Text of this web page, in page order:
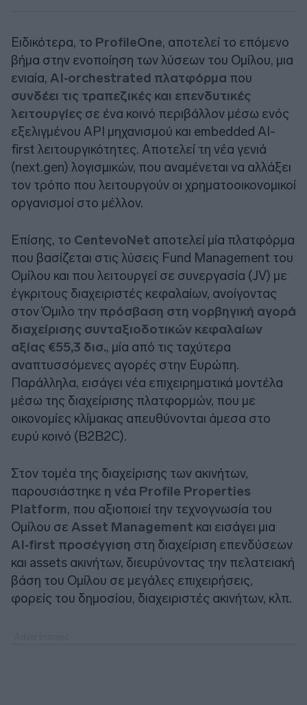
Ειδικότερα, το ProfileOne, αποτελεί το επόμενο
βήμα στην ενοποίηση των λύσεων του Ομίλου, μια
ενιαία, AI‑orchestrated πλατφόρμα που
συνδέει τις τραπεζικές και επενδυτικές
λειτουργίες σε ένα κοινό περιβάλλον μέσω ενός
εξελιγμένου API μηχανισμού και embedded AI-
first λειτουργικότητες. Αποτελεί τη νέα γενιά
(next.gen) λογισμικών, που αναμένεται να αλλάξει
τον τρόπο που λειτουργούν οι χρηματοοικονομικοί
οργανισμοί στο μέλλον.
Επίσης, το CentevoNet αποτελεί μία πλατφόρμα
που βασίζεται στις λύσεις Fund Management του
Ομίλου και που λειτουργεί σε συνεργασία (JV) με
έγκριτους διαχειριστές κεφαλαίων, ανοίγοντας
στον Όμιλο την πρόσβαση στη νορβηγική αγορά
διαχείρισης συνταξιοδοτικών κεφαλαίων
αξίας €55,3 δισ., μία από τις ταχύτερα
αναπτυσσόμενες αγορές στην Ευρώπη.
Παράλληλα, εισάγει νέα επιχειρηματικά μοντέλα
μέσω της διαχείρισης πλατφορμών, που με
οικονομίες κλίμακας απευθύνονται άμεσα στο
ευρύ κοινό (B2B2C).
Στον τομέα της διαχείρισης των ακινήτων,
παρουσιάστηκε η νέα Profile Properties
Platform, που αξιοποιεί την τεχνογνωσία του
Ομίλου σε Asset Management και εισάγει μια
AI‑first προσέγγιση στη διαχείριση επενδύσεων
και assets ακινήτων, διευρύνοντας την πελατειακή
βάση του Ομίλου σε μεγάλες επιχειρήσεις,
φορείς του δημοσίου, διαχειριστές ακινήτων, κλπ.